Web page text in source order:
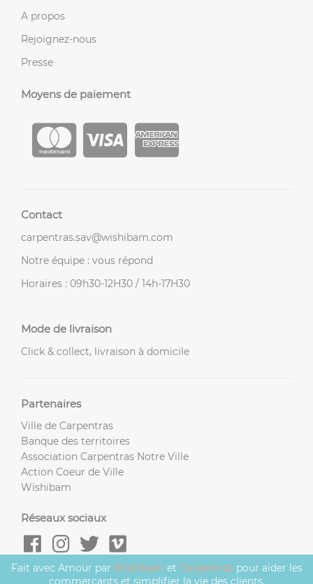
A propos
Rejoignez-nous
Presse
Moyens de paiement
Contact
carpentras.sav@wishibam.com
Notre équipe : vous répond
Horaires : 09h30-12H30 / 14h-17H30
Mode de livraison
Click & collect, livraison à domicile
Partenaires
Ville de Carpentras
Banque des territoires
Association Carpentras Notre Ville
Action Coeur de Ville
Wishibam
Réseaux sociaux
Fait avec Amour par Wishibam et Carpentraspour aider les
commerçants et simplifier la vie des clients.